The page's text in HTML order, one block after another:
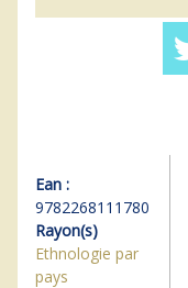
Ean :
9782268111780
Rayon(s)
Ethnologie par
pays